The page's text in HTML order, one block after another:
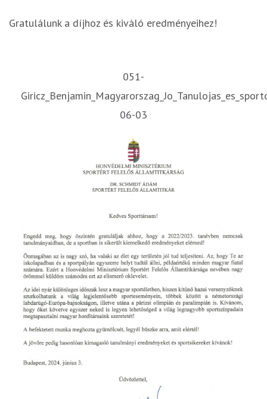
Gratulálunk a díjhoz és kiváló eredményeihez!
051-
06-03